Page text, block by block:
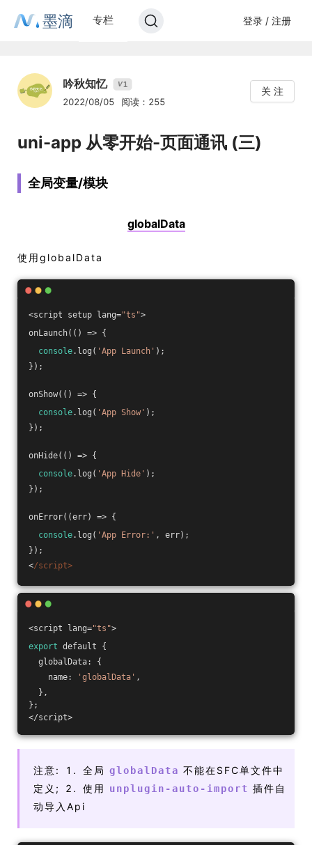
墨滴 专栏 登录 / 注册
吟秋知忆 V1
2022/08/05 阅读：255
关 注
uni-app 从零开始-页面通讯 (三)
全局变量/模块
globalData
使用globalData
<script setup lang="ts">
onLaunch( () => {
console.log( 'App Launch' );
});
onShow( () => {
console.log( 'App Show' );
});
onHide( () => {
console.log( 'App Hide' );
});
onError( (err) => {
console.log( 'App Error:' , err);
});
</script>
<script lang="ts">
export default {
globalData: {
name:
'globalData' ,
},
};
</script>
注意: 1. 全局 globalData 不能在SFC单文件中
定义; 2. 使用
unplugin-auto-import 插件自
动导入Api